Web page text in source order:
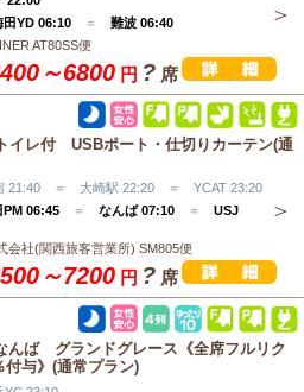
田YD 06:10 ＝ 難波 06:40
AT80SS便
～6800 円 ? 席
レ付 USBポート・仕切りカーテン(通
＝ 大崎駅 22:20 ＝ YCAT 23:20
PM 06:45 ＝ なんば 07:10 ＝ USJ
会社(関西旅客営業所) SM805便
～7200 円 ? 席
ば グランドグレース《全席フルリク
付与》(通常プラン)